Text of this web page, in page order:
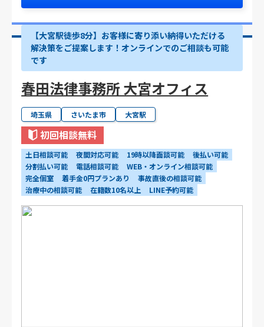
【大宮駅徒歩8分】お客様に寄り添い納得いただける
解決策をご提案します！オンラインでのご相談も可能
です
春田法律事務所 大宮オフィス
埼玉県 さいたま市 大宮駅
初回相談無料
土日相談可能 夜間対応可能 19時以降面談可能
後払い可能
分割払い可能
電話相談可能
WEB・オンライン相談可能
完全個室
着手金0円プランあり
事故直後の相談可能
治療中の相談可能
在籍数10名以上 LINE予約可能